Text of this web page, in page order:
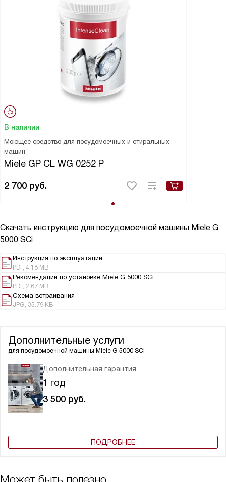
В наличии
Моющее средство для посудомоечных и стиральных
машин
Miele GP CL WG 0252 P
2 700 руб.
Скачать инструкцию для посудомоечной машины Miele G
5000 SCi
Инструкция по эксплуатации
PDF, 4.18 MB
Рекомендации по установке Miele G 5000 SCi
PDF, 2.67 MB
Схема встраивания
JPG, 35.79 KB
Дополнительные услуги
для посудомоечной машины Miele G 5000 SCi
Дополнительная гарантия
1 год
3 500 руб.
ПОДРОБНЕЕ